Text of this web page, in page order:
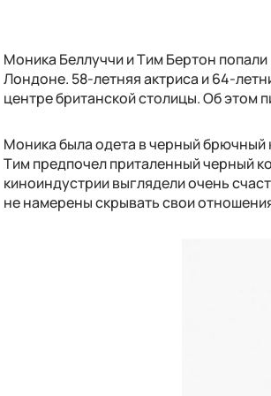
Моника Беллуччи и Тим Бертон
Лондоне. 58-летняя актриса и 64-
центре британской столицы. Об этом
Моника была одета в черный
Тим предпочел приталенный черный
киноиндустрии выглядели очень
не намерены скрывать свои